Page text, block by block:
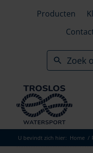
Producten
U bevindt zich hier: Home /